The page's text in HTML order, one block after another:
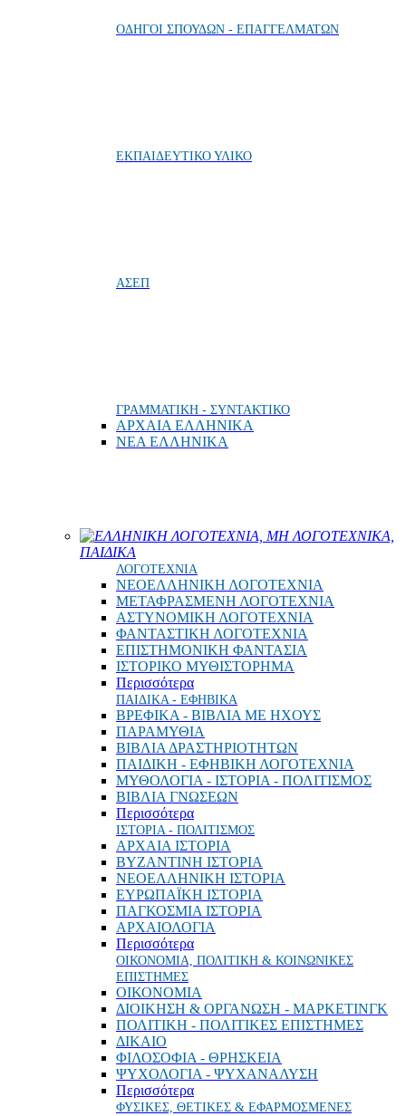
ΟΔΗΓΟΙ ΣΠΟΥΔΩΝ - ΕΠΑΓΓΕΛΜΑΤΩΝ
ΕΚΠΑΙΔΕΥΤΙΚΟ ΥΛΙΚΟ
ΑΣΕΠ
ΓΡΑΜΜΑΤΙΚΗ - ΣΥΝΤΑΚΤΙΚΟ
ΑΡΧΑΙΑ ΕΛΛΗΝΙΚΑ
ΝΕΑ ΕΛΛΗΝΙΚΑ
ΕΛΛΗΝΙΚΗ ΛΟΓΟΤΕΧΝΙΑ, ΜΗ ΛΟΓΟΤΕΧΝΙΚΑ,
ΠΑΙΔΙΚΑ
ΛΟΓΟΤΕΧΝΙΑ
ΝΕΟΕΛΛΗΝΙΚΗ ΛΟΓΟΤΕΧΝΙΑ
ΜΕΤΑΦΡΑΣΜΕΝΗ ΛΟΓΟΤΕΧΝΙΑ
ΑΣΤΥΝΟΜΙΚΗ ΛΟΓΟΤΕΧΝΙΑ
ΦΑΝΤΑΣΤΙΚΗ ΛΟΓΟΤΕΧΝΙΑ
ΕΠΙΣΤΗΜΟΝΙΚΗ ΦΑΝΤΑΣΙΑ
ΙΣΤΟΡΙΚΟ ΜΥΘΙΣΤΟΡΗΜΑ
Περισσότερα
ΠΑΙΔΙΚΑ - ΕΦΗΒΙΚΑ
ΒΡΕΦΙΚΑ - ΒΙΒΛΙΑ ΜΕ ΗΧΟΥΣ
ΠΑΡΑΜΥΘΙΑ
ΒΙΒΛΙΑ ΔΡΑΣΤΗΡΙΟΤΗΤΩΝ
ΠΑΙΔΙΚΗ - ΕΦΗΒΙΚΗ ΛΟΓΟΤΕΧΝΙΑ
ΜΥΘΟΛΟΓΙΑ - ΙΣΤΟΡΙΑ - ΠΟΛΙΤΙΣΜΟΣ
ΒΙΒΛΙΑ ΓΝΩΣΕΩΝ
Περισσότερα
ΙΣΤΟΡΙΑ - ΠΟΛΙΤΙΣΜΟΣ
ΑΡΧΑΙΑ ΙΣΤΟΡΙΑ
ΒΥΖΑΝΤΙΝΗ ΙΣΤΟΡΙΑ
ΝΕΟΕΛΛΗΝΙΚΗ ΙΣΤΟΡΙΑ
ΕΥΡΩΠΑΪΚΗ ΙΣΤΟΡΙΑ
ΠΑΓΚΟΣΜΙΑ ΙΣΤΟΡΙΑ
ΑΡΧΑΙΟΛΟΓΙΑ
Περισσότερα
ΟΙΚΟΝΟΜΙΑ, ΠΟΛΙΤΙΚΗ & ΚΟΙΝΩΝΙΚΕΣ
ΕΠΙΣΤΗΜΕΣ
ΟΙΚΟΝΟΜΙΑ
ΔΙΟΙΚΗΣΗ & ΟΡΓΑΝΩΣΗ - ΜΑΡΚΕΤΙΝΓΚ
ΠΟΛΙΤΙΚΗ - ΠΟΛΙΤΙΚΕΣ ΕΠΙΣΤΗΜΕΣ
ΔΙΚΑΙΟ
ΦΙΛΟΣΟΦΙΑ - ΘΡΗΣΚΕΙΑ
ΨΥΧΟΛΟΓΙΑ - ΨΥΧΑΝΑΛΥΣΗ
Περισσότερα
ΦΥΣΙΚΕΣ, ΘΕΤΙΚΕΣ & ΕΦΑΡΜΟΣΜΕΝΕΣ